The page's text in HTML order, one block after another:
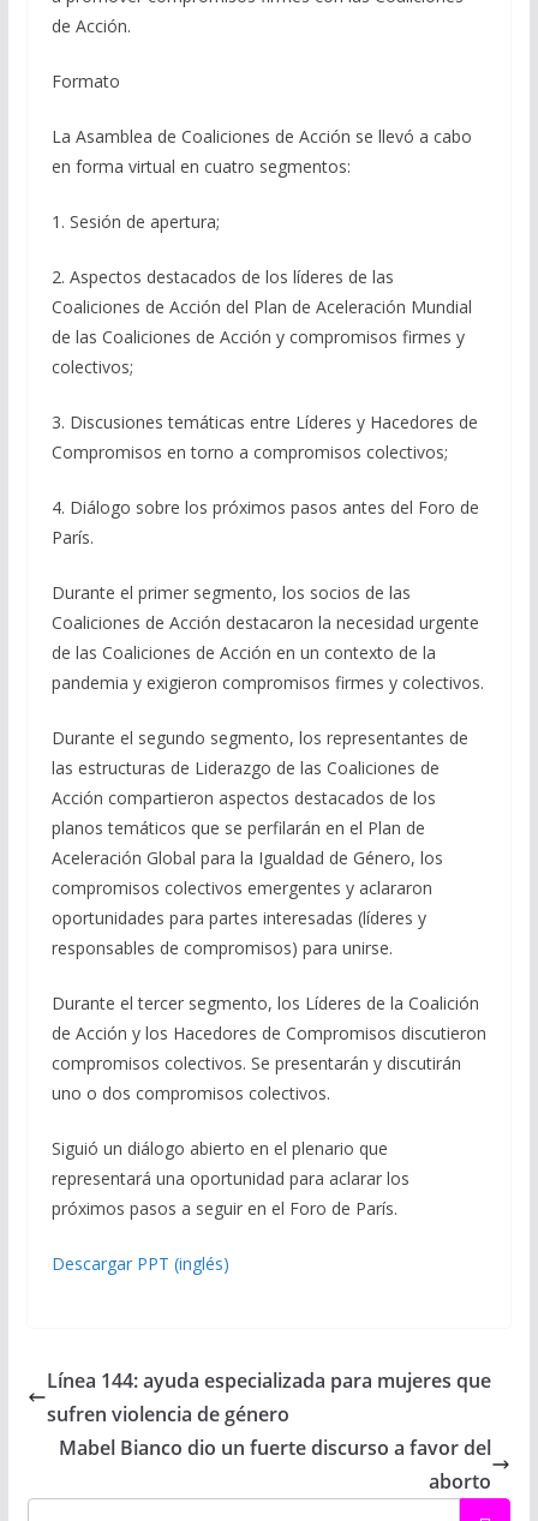
de Acción.
Formato
La Asamblea de Coaliciones de Acción se llevó a cabo
en forma virtual en cuatro segmentos:
1. Sesión de apertura;
2. Aspectos destacados de los líderes de las
Coaliciones de Acción del Plan de Aceleración Mundial
de las Coaliciones de Acción y compromisos firmes y
colectivos;
3. Discusiones temáticas entre Líderes y Hacedores de
Compromisos en torno a compromisos colectivos;
4. Diálogo sobre los próximos pasos antes del Foro de
París.
Durante el primer segmento, los socios de las
Coaliciones de Acción destacaron la necesidad urgente
de las Coaliciones de Acción en un contexto de la
pandemia y exigieron compromisos firmes y colectivos.
Durante el segundo segmento, los representantes de
las estructuras de Liderazgo de las Coaliciones de
Acción compartieron aspectos destacados de los
planos temáticos que se perfilarán en el Plan de
Aceleración Global para la Igualdad de Género, los
compromisos colectivos emergentes y aclararon
oportunidades para partes interesadas (líderes y
responsables de compromisos) para unirse.
Durante el tercer segmento, los Líderes de la Coalición
de Acción y los Hacedores de Compromisos discutieron
compromisos colectivos. Se presentarán y discutirán
uno o dos compromisos colectivos.
Siguió un diálogo abierto en el plenario que
representará una oportunidad para aclarar los
próximos pasos a seguir en el Foro de París.
Descargar PPT (inglés)
Línea 144: ayuda especializada para mujeres que
sufren violencia de género
Mabel Bianco dio un fuerte discurso a favor del
aborto